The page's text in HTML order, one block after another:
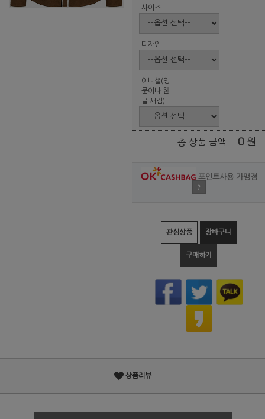
사이즈
디자인
이니셜(영
문이나 한
글 새김)
총 상품 금액 0 원
포인트사용 가맹점
?
관심상품 장바구니
구매하기
상품리뷰